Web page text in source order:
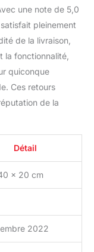
une note de 5,0
pleinement
de la livraison,
la fonctionnalité,
quiconque
Ces retours
de la
Détail
x 20 cm
2022